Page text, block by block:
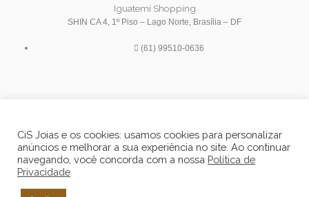
Iguatemi Shopping
SHIN CA 4, 1º Piso – Lago Norte, Brasília – DF
(61) 99510-0636
t
a
e
b
t
u
CiS Joias e os cookies: usamos cookies para personalizar
anúncios e melhorar a sua experiência no site. Ao continuar
navegando, você concorda com a nossa Política de
Privacidade